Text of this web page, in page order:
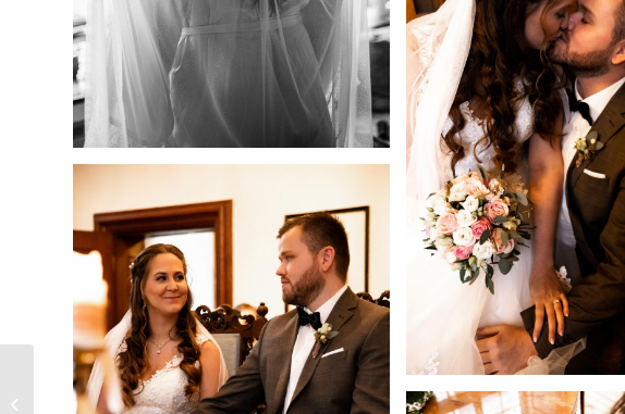
Hochzeitslocation Selm
– heiraten im Schloss